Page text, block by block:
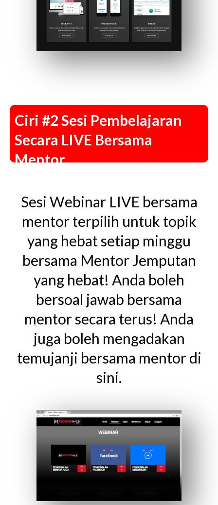
Ciri #2 Sesi Pembelajaran
Secara LIVE Bersama
Mentor
Sesi Webinar LIVE bersama
mentor terpilih untuk topik
yang hebat setiap minggu
bersama Mentor Jemputan
yang hebat! Anda boleh
bersoal jawab bersama
mentor secara terus! Anda
juga boleh mengadakan
temujanji bersama mentor di
sini.